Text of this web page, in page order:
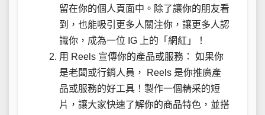
留在你的個人頁面中。除了讓你的朋友看
到，也能吸引更多人關注你，讓更多人認
識你，成為一位 IG 上的「網紅」！
用 Reels 宣傳你的產品或服務： 如果你
是老闆或行銷人員， Reels 是你推廣產
品或服務的好工具！製作一個精采的短
片，讓大家快速了解你的商品特色，並搭